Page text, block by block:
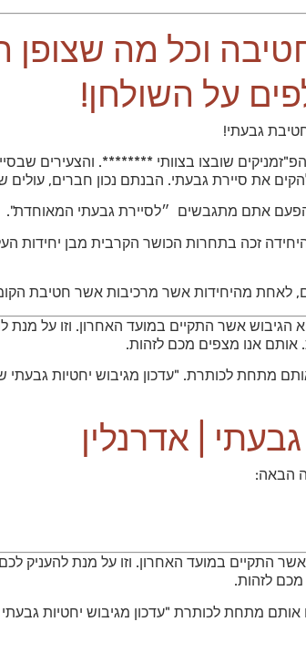
וכל מה שצופן
על השולחן!
גבעתי!
שובצו בצוותי ********. והצעירים
את סיירת גבעתי. הבנתם נכון חברים, עולים
אתם מתגבשים ״לסיירת גבעתי המאוחדת".
זכה בתחרות הכושר הקרבית מבן יחידות
לאחת מהיחידות אשר מרכיבות אשר חטיבת
אשר התקיים במועד האחרון. וזו על מנת
אנו מצפים מכם לזהות.
מתחת לכותרת. "עדכון מגיבוש יחטיות גבעתי
| אדרנלין
הבאה:
התקיים במועד האחרון. וזו על מנת להעניק
לזהות.
מתחת לכותרת "עדכון מגיבוש יחטיות